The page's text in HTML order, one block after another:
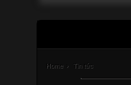
Home › Tin tức